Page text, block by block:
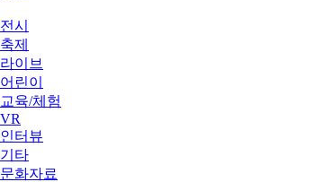
전시
축제
라이브
어린이
교육/체험
VR
인터뷰
기타
문화자료